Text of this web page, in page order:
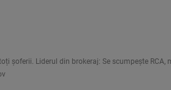
șoferii. Liderul din brokeraj: Se scumpește